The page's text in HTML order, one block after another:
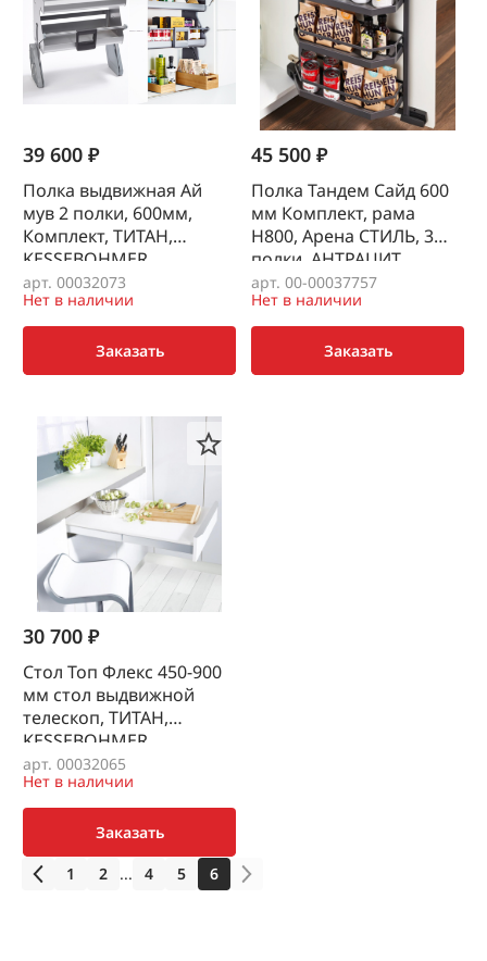
39 600 ₽
Полка выдвижная Ай
мув 2 полки, 600мм,
Комплект, ТИТАН,
KESSEBOHMER
арт. 00032073
Нет в наличии
Заказать
45 500 ₽
Полка Тандем Сайд 600
мм Комплект, рама
H800, Арена СТИЛЬ, 3
полки, АНТРАЦИТ,
KESSEBOHMER
арт. 00-00037757
Нет в наличии
Заказать
30 700 ₽
Стол Топ Флекс 450-900
мм стол выдвижной
телескоп, ТИТАН,
KESSEBOHMER
арт. 00032065
Нет в наличии
Заказать
1
2 ... 4 5 6